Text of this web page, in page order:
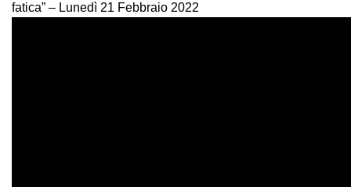
fatica” – Lunedì 21 Febbraio 2022